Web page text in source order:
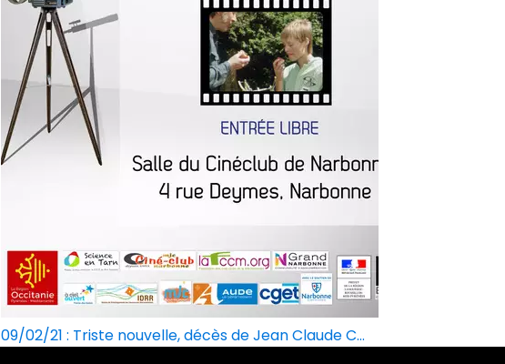
09/02/21 : Triste nouvelle, décès de Jean Claude C...